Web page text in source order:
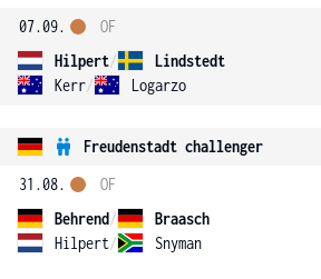
07.09.
Hilpert/
Lindstedt
Kerr/ Logarzo
OF
Freudenstadt challenger
31.08.
Behrend/
Braasch
Hilpert/ Snyman
OF